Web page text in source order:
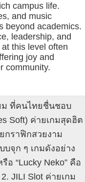
campus life.
and music
beyond academics.
leadership, and
this level often
joy and
community.
ม ที่คนไทยชื่นชอบ
Soft) ค่ายเกมสุดฮิต
กราฟิกสวยงาม
จุก ๆ เกมดังอย่าง
รือ “Lucky Neko” คือ
JILI Slot ค่ายเกม